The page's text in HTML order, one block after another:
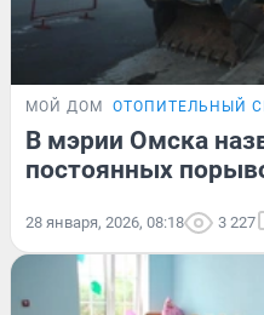
МОЙ ДОМ ОТОПИТЕЛЬНЫЙ
В мэрии Омска
постоянных
28 января, 2026, 08:18 3 227